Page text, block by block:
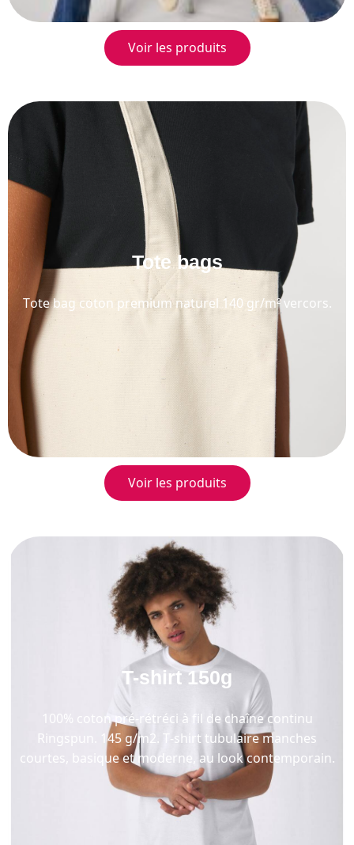
Voir les produits
Tote bags
Tote bag coton premium naturel 140 gr/m² vercors.
Voir les produits
T-shirt 150g
100% coton pré-rétréci à fil de chaîne continu
Ringspun. 145 g/m2 . T-shirt tubulaire manches
courtes, basique et moderne, au look contemporain.